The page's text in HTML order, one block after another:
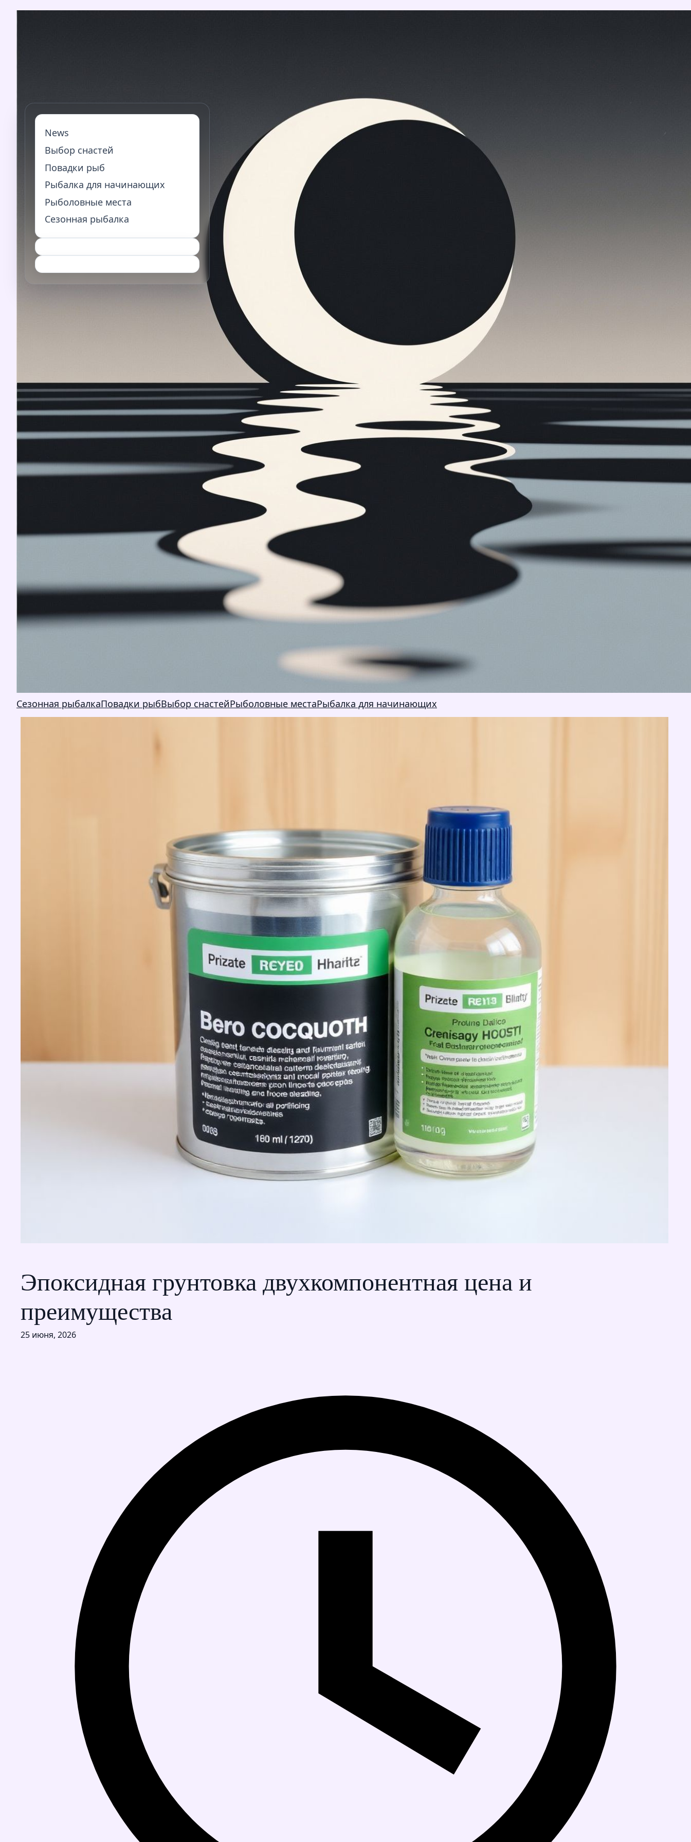
Перейти
Сезонная рыбалкаПовадки рыбВыбор снастейРыболовные местаРыбалка для начинающих
Эпоксидная грунтовка двухкомпонентная цена и
преимущества
25 июня, 2026
News
Выбор снастей
Повадки рыб
Рыбалка для начинающих
Рыболовные места
Сезонная рыбалка